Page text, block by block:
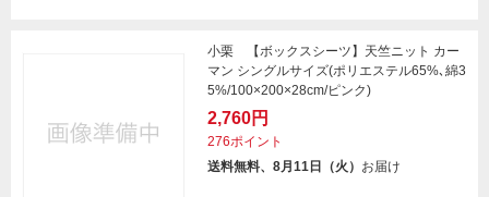
小栗 【ボックスシーツ】天竺ニット カー
マン シングルサイズ(ポリエステル65%､綿3
5%/100×200×28cm/ピンク)
2,760円
276ポイント
送料無料、8月11日（火） お届け